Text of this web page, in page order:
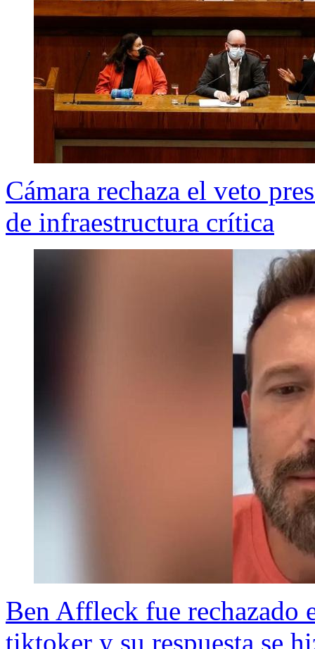
Cámara rechaza el veto
de infraestructura crítica
Ben Affleck fue rechazado
tiktoker y su respuesta se